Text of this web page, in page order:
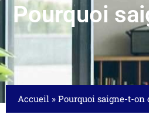
Pourquoi
Accueil » Pourquoi saigne-t-on